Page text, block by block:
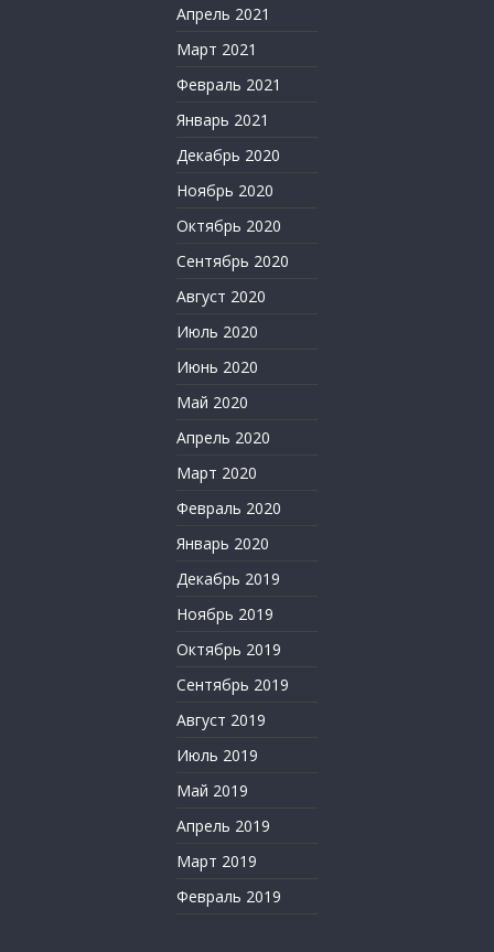
Апрель 2021
Март 2021
Февраль 2021
Январь 2021
Декабрь 2020
Ноябрь 2020
Октябрь 2020
Сентябрь 2020
Август 2020
Июль 2020
Июнь 2020
Май 2020
Апрель 2020
Март 2020
Февраль 2020
Январь 2020
Декабрь 2019
Ноябрь 2019
Октябрь 2019
Сентябрь 2019
Август 2019
Июль 2019
Май 2019
Апрель 2019
Март 2019
Февраль 2019